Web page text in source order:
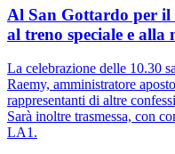
Al San Gottardo per il
al treno speciale e alla
La celebrazione delle 10.30
Raemy, amministratore
rappresentanti di altre
Sarà inoltre trasmessa, con
LA1.